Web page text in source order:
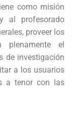
como misión
al profesorado
proveer los
plenamente el
de investigación
a los usuarios
a tenor con las